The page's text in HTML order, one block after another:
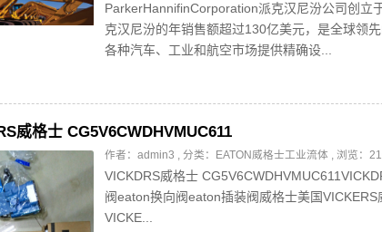
ParkerHannifinCorporation派克汉尼汾公司创立
克汉尼汾的年销售额超过130亿美元，是全球领
各种汽车、工业和航空市场提供精确设...
威格士 CG5V6CWDHVMUC611
作者：admin3 , 分类： EATON威格士工业流体 , 浏览：
VICKDRS威格士
阀eaton换向阀eaton插装阀威格士美国
VICKE...